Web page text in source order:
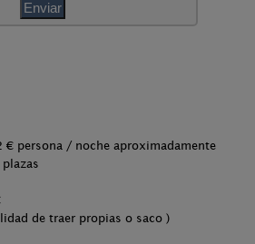
€ persona / noche aproximadamente
de traer propias o saco )